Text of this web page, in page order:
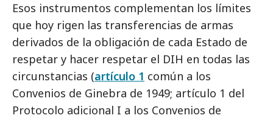
Esos instrumentos complementan los límites
que hoy rigen las transferencias de armas
derivados de la obligación de cada Estado de
respetar y hacer respetar el DIH en todas las
circunstancias (artículo 1 común a los
Convenios de Ginebra de 1949; artículo 1 del
Protocolo adicional I a los Convenios de